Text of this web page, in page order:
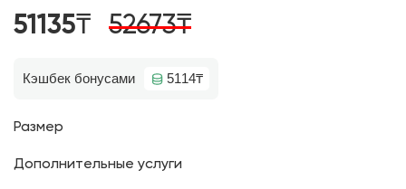
51135₸ 52673₸
Кэшбек бонусами 5114₸
Размер
Дополнительные услуги